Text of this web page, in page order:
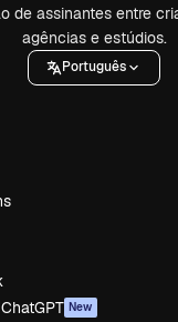
de assinantes entre
agências e estúdios.
Português
New